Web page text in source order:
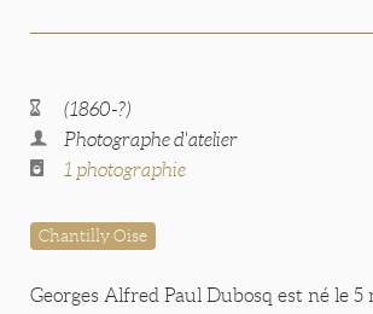
(1860-?)
Photographe d'atelier
1 photographie
Chantilly Oise
Georges Alfred Paul Dubosq est né le 5